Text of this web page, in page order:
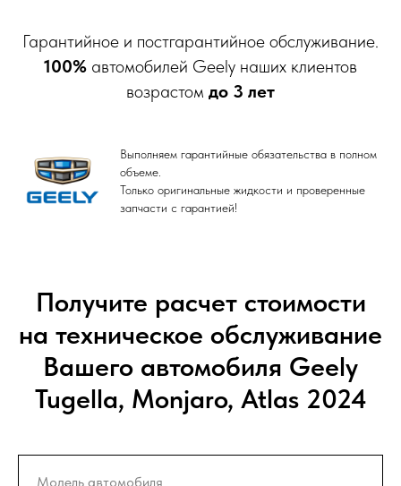
Гарантийное и постгарантийное обслуживание.
100% автомобилей Geely наших клиентов
возрастом до 3 лет
Выполняем гарантийные обязательства в полном
объеме.
Только оригинальные жидкости и проверенные
запчасти с гарантией!
Получите расчет стоимости
на техническое обслуживание
Вашего автомобиля Geely
Tugella, Monjaro, Atlas 2024